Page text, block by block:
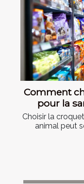
Comment
pour la
Choisir la
animal peut